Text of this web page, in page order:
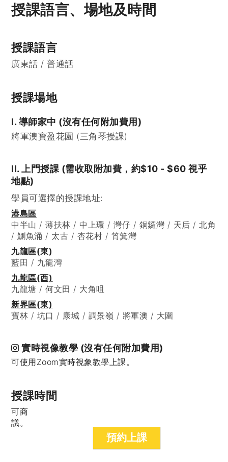
授課語言、場地及時間
授課語言
廣東話 / 普通話
授課場地
I. 導師家中 (沒有任何附加費用)
將軍澳寶盈花園 (三角琴授課)
II. 上門授課 (需收取附加費，約$10 - $60 視乎
地點)
學員可選擇的授課地址:
港島區
中半山 / 薄扶林 / 中上環 / 灣仔 / 銅鑼灣 / 天后 / 北角
/ 鰂魚涌 / 太古 / 杏花村 / 筲箕灣
九龍區(東)
藍田 / 九龍灣
九龍區(西)
九龍塘 / 何文田 / 大角咀
新界區(東)
寶林 / 坑口 / 康城 / 調景嶺 / 將軍澳 / 大圍
實時視像教學 (沒有任何附加費用)
可使用Zoom實時視象教學上課。
授課時間
可商
議。
預約上課